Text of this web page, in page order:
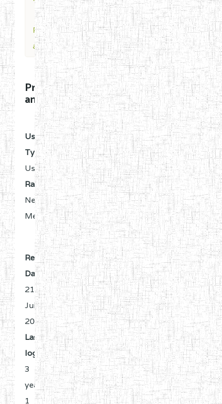
Profile for
amadokgreg
Profile for
amadokgreg
OFFLINE
User
Type:
User
Rank:
New
Member
Register
Date:
21
Jui
2023
Last
login:
3
years
1